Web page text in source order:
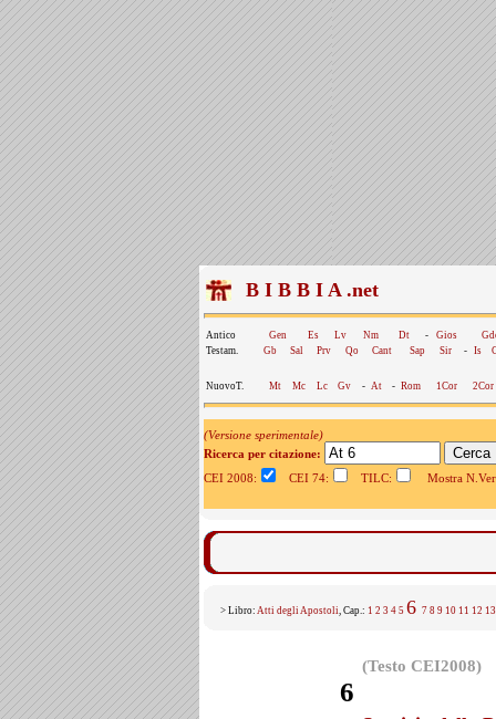
B I B B I A .net
Antico Gen Es Lv Nm Dt - Gios
Testam.
Gb Sal Prv Qo Cant Sap Sir - Is
NuovoT. Mt Mc Lc Gv - At - Rom 1Cor 2Cor
(Versione sperimentale)
Ricerca per citazione:
CEI 2008:
CEI 74: TILC: Mostra
> Libro: Atti degli Apostoli, Cap.: 1 2 3 4 5 6 7 8 9 10 11 12 13
(Testo CEI2008)
6